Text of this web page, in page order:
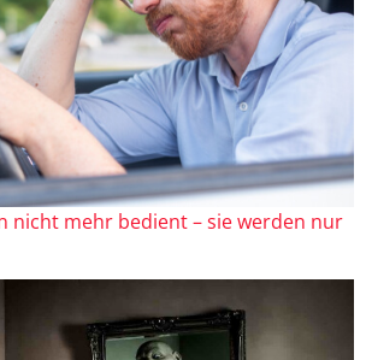
nicht mehr bedient – sie werden nur